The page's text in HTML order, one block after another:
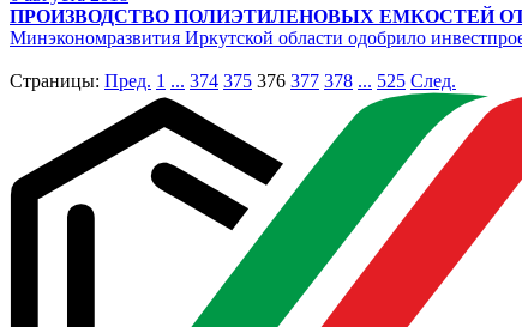
ПРОИЗВОДСТВО ПОЛИЭТИЛЕНОВЫХ ЕМКОСТЕЙ
Минэкономразвития Иркутской области одобрило
Страницы: Пред. 1 ... 374 375 376 377 378 ... 525 След.